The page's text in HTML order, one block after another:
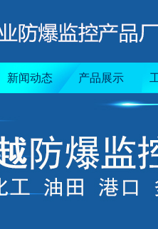
新闻动态 产品展示